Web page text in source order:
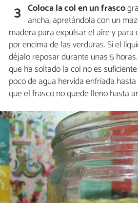
3 Coloca la col en un frasco
ancha, apretándola con un
madera para expulsar el aire y para
por encima de las verduras. Si el
déjalo reposar durante unas 5
que ha soltado la col no es
poco de agua hervida enfriada
que el frasco no quede lleno hasta